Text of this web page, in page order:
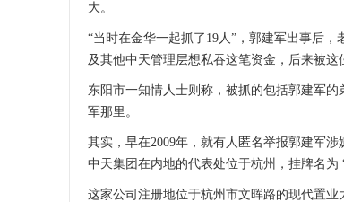
大。
“当时在金华一起抓了19人”，郭建军出事后
及其他中天管理层想私吞这笔资金，后来被这
东阳市一知情人士则称，被抓的包括郭建军
军那里。
其实，早在2009年，就有人匿名举报郭建军
中天集团在内地的代表处位于杭州，挂牌名为
这家公司注册地位于杭州市文晖路的现代置